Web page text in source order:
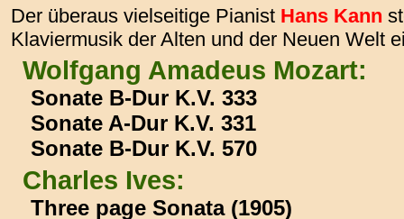
Der überaus vielseitige Pianist Hans Kann
Klaviermusik der Alten und der Neuen Welt
Wolfgang Amadeus Mozart:
Sonate B-Dur K.V. 333
Sonate A-Dur K.V. 331
Sonate B-Dur K.V. 570
Charles Ives:
Three page Sonata (1905)